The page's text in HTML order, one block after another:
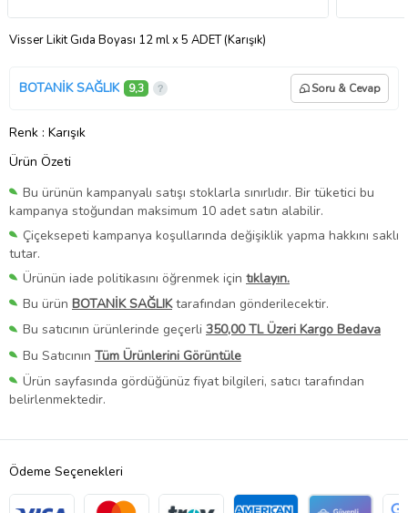
Visser Likit Gıda Boyası 12 ml x 5 ADET (Karışık)
BOTANİK SAĞLIK 9,3 Soru & Cevap
Renk : Karışık
Ürün Özeti
Bu ürünün kampanyalı satışı stoklarla sınırlıdır. Bir tüketici bu
kampanya stoğundan maksimum 10 adet satın alabilir.
Çiçeksepeti kampanya koşullarında değişiklik yapma hakkını saklı
tutar.
Ürünün iade politikasını öğrenmek için tıklayın.
Bu ürün BOTANİK SAĞLIKtarafından gönderilecektir.
Bu satıcının ürünlerinde geçerli 350,00 TL Üzeri Kargo Bedava
Bu Satıcının Tüm Ürünlerini Görüntüle
Ürün sayfasında gördüğünüz fiyat bilgileri, satıcı tarafından
belirlenmektedir.
Ödeme Seçenekleri